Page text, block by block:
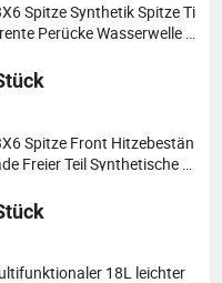
Spitze Synthetik Spitze Ti
Perücke Wasserwelle K
Spitze Front Hitzebestän
Freier Teil Synthetische S
18L leichter